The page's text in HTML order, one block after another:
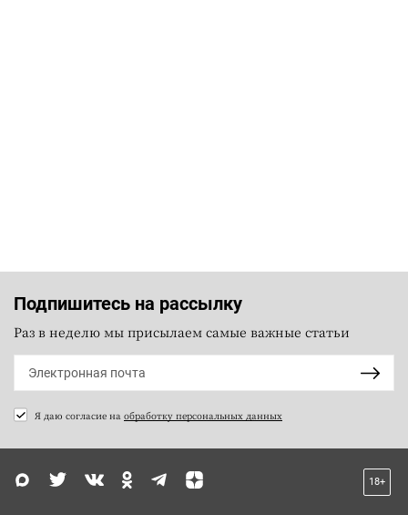
Подпишитесь на рассылку
Раз в неделю мы присылаем самые важные статьи
Я даю согласие на обработку персональных данных
18+